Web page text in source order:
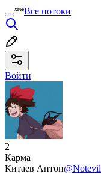
Все потоки
Войти
2
Карма
Китаев Антон@Notevil